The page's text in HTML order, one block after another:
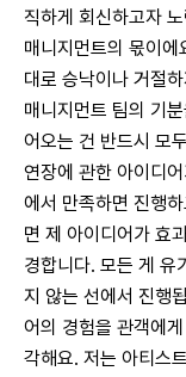
직하게 회신하고자
매니지먼트의 몫이
대로 승낙이나 거절
매니지먼트 팀의 기
어오는 건 반드시 모
연장에 관한 아이디
에서 만족하면 진행
면 제 아이디어가 효
경합니다. 모든 게 유
지 않는 선에서 진행
어의 경험을 관객에
각해요. 저는 아티스